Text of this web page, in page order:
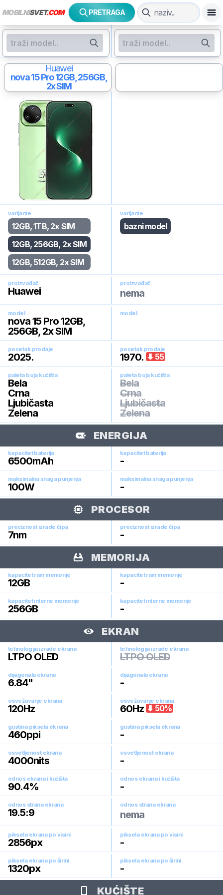
MOBILNISVET.COM PRETRAGA
Huawei
nova 15 Pro12GB, 256GB,
2x SIM
varijante
12GB, 1TB, 2x SIM
12GB, 256GB, 2x SIM
12GB, 512GB, 2x SIM
varijante
bazni model
proizvođač
Huawei
proizvođač
nema
model
nova 15 Pro 12GB,
256GB, 2x SIM
model
pocetak prodaje
2025.
pocetak prodaje
1970. 55
paleta boja kućišta
Bela
Crna
Ljubičasta
Zelena
paleta boja kućišta
Bela
Crna
Ljubičasta
Zelena
ENERGIJA
kapacitet baterije
6500mAh
kapacitet baterije
-
maksimalna snaga punjenja
100W
maksimalna snaga punjenja
-
PROCESOR
preciznost izrade čipa
7nm
preciznost izrade čipa
-
MEMORIJA
kapacitet ram memorije
12GB
kapacitet ram memorije
-
kapacitet interne memorije
256GB
kapacitet interne memorije
-
EKRAN
tehnologija izrade ekrana
LTPO OLED
tehnologija izrade ekrana
LTPO OLED
dijagonala ekrana
6.84"
dijagonala ekrana
-
osvežavanje ekrana
120Hz
osvežavanje ekrana
60Hz 50%
gustina piksela ekrana
460ppi
gustina piksela ekrana
-
osvetljenost ekrana
4000nits
osvetljenost ekrana
-
odnos ekrana i kućišta
90.4%
odnos ekrana i kućišta
-
odnos strana ekrana
19.5:9
odnos strana ekrana
nema
piksela ekrana po visini
2856px
piksela ekrana po visini
-
piksela ekrana po širini
1320px
piksela ekrana po širini
-
KUĆIŠTE